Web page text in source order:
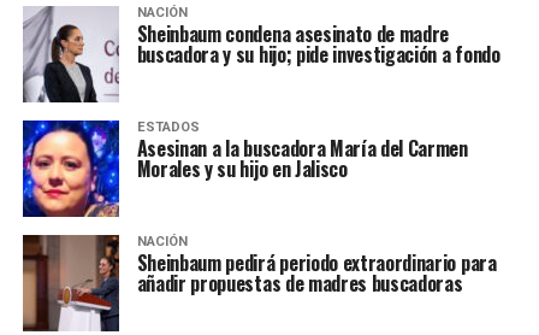
NACIÓN
Sheinbaum condena asesinato de madre
buscadora y su hijo; pide investigación a fondo
ESTADOS
Asesinan a la buscadora María del Carmen
Morales y su hijo en Jalisco
NACIÓN
Sheinbaum pedirá periodo extraordinario para
añadir propuestas de madres buscadoras